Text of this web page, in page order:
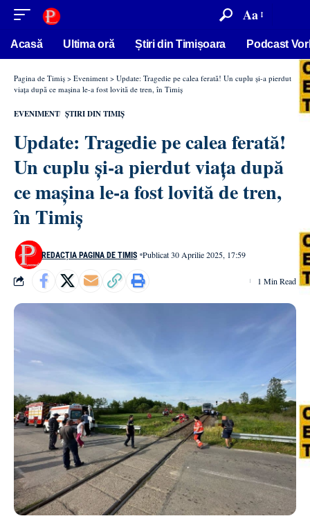
conținut Aa
Acasă Ultima oră Știri din Timișoara Podcast
Pagina de Timiș > Eveniment > Update: Tragedie pe calea ferată! Un cuplu și-a pierdut
viața după ce mașina le-a fost lovită de tren, în Timiș
EVENIMENT ȘTIRI DIN TIMIȘ
Update: Tragedie pe calea ferată!
Un cuplu și-a pierdut viața după
ce mașina le-a fost lovită de tren,
în Timiș
REDACȚIA PAGINA DE TIMIȘ Publicat 30 Aprilie 2025, 17:59
1 Min Read